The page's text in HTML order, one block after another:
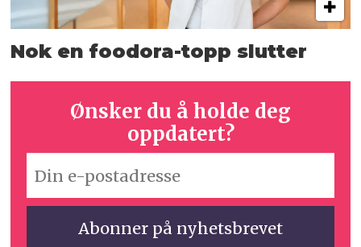
Nok en foodora-topp slutter
Ønsker du å holde deg
oppdatert?